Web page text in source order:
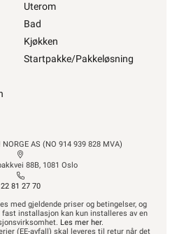
Uterom
Bad
Kjøkken
Startpakke/Pakkeløsning
NORGE AS (NO 914 939 828 MVA)
88B, 1081 Oslo
22 81 27 70
med gjeldende priser og betingelser, og
installasjon kan kun installeres av en
Les mer her.
(EE-avfall) skal leveres til retur når det